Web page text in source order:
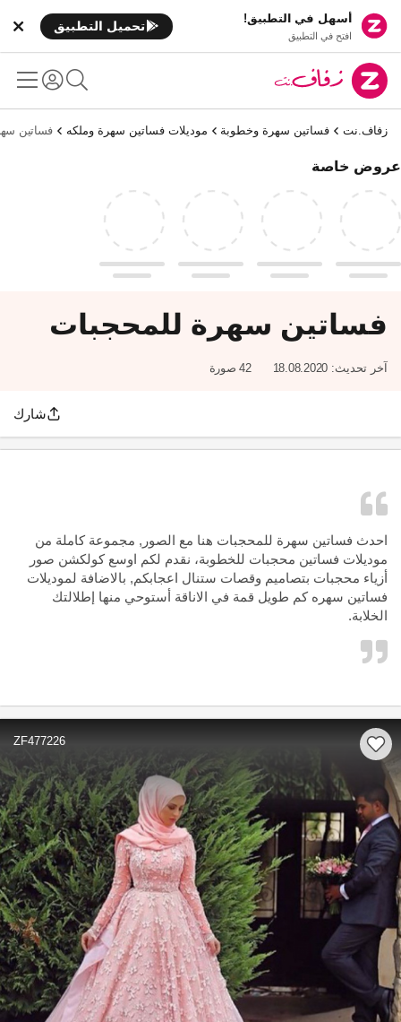
أسهل في التطبيق!
افتح في التطبيق
تحميل التطبيق
زفاف.نت فساتين سهرة وخطوبة موديلات فساتين سهرة وملكه فساتين
عروض خاصة
فساتين سهرة للمحجبات
آخر تحديث: 42 صورة
شارك
احدث فساتين سهرة للمحجبات هنا مع الصور, مجموعة كاملة من
موديلات فساتين محجبات للخطوبة، نقدم لكم اوسع كولكشن صور
أزياء محجبات بتصاميم وقصات ستنال اعجابكم, بالاضافة لموديلات
فساتين سهره كم طويل قمة في الاناقة أستوحي منها إطلالتك
الخلابة.
ZF477226